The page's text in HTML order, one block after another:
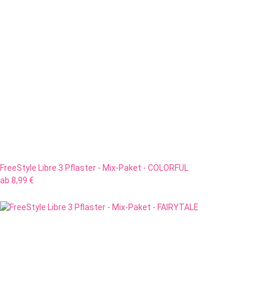
FreeStyle Libre 3 Pflaster - Mix-Paket - COLORFUL
ab 8,99 €